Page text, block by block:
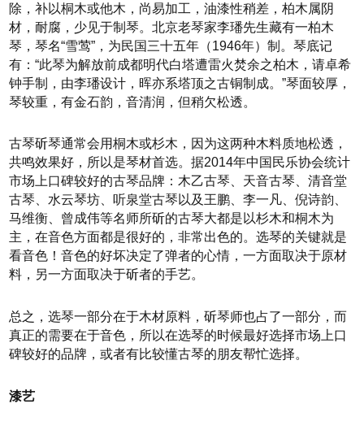
除，补以桐木或他木，尚易加工，油漆性稍差，柏木属阴
材，耐腐，少见于制琴。北京老琴家李璠先生藏有一柏木
琴，琴名“雪莺”，为民国三十五年（1946年）制。琴底记
有：“此琴为解放前成都明代白塔遭雷火焚余之柏木，请卓希
钟手制，由李璠设计，晖亦系塔顶之古铜制成。”琴面较厚，
琴较重，有金石韵，音清润，但稍欠松透。
古琴斫琴通常会用桐木或杉木，因为这两种木料质地松透，
共鸣效果好，所以是琴材首选。据2014年中国民乐协会统计
市场上口碑较好的古琴品牌：木乙古琴、天音古琴、清音堂
古琴、水云琴坊、听泉堂古琴以及王鹏、李一凡、倪诗韵、
马维衡、曾成伟等名师所斫的古琴大都是以杉木和桐木为
主，在音色方面都是很好的，非常出色的。选琴的关键就是
看音色！音色的好坏决定了弹者的心情，一方面取决于原材
料，另一方面取决于斫者的手艺。
总之，选琴一部分在于木材原料，斫琴师也占了一部分，而
真正的需要在于音色，所以在选琴的时候最好选择市场上口
碑较好的品牌，或者有比较懂古琴的朋友帮忙选择。
漆艺